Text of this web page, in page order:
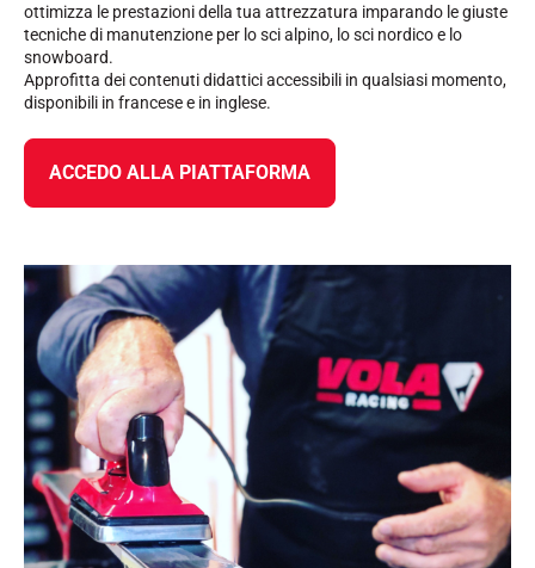
ottimizza le prestazioni della tua attrezzatura imparando le giuste
tecniche di manutenzione per lo sci alpino, lo sci nordico e lo
snowboard.
Approfitta dei contenuti didattici accessibili in qualsiasi momento,
disponibili in francese e in inglese.
ACCEDO ALLA PIATTAFORMA